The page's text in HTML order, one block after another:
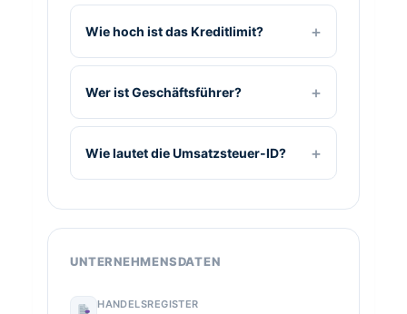
Wie hoch ist das Kreditlimit?
Wer ist Geschäftsführer?
Wie lautet die Umsatzsteuer-ID?
UNTERNEHMENSDATEN
HANDELSREGISTER